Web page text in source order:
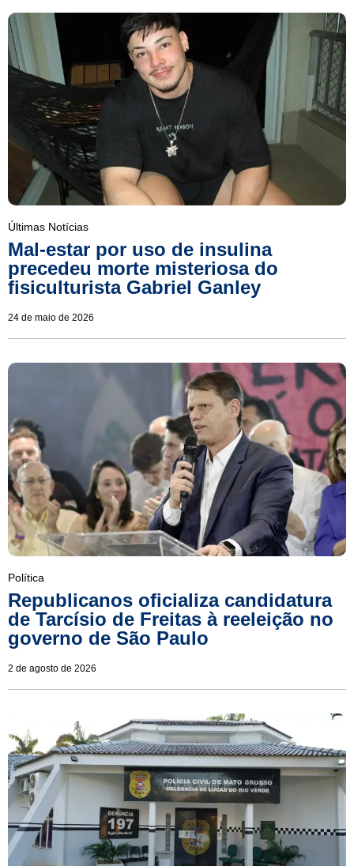
Últimas Notícias
Mal-estar por uso de insulina
precedeu morte misteriosa do
fisiculturista Gabriel Ganley
24 de maio de 2026
Política
Republicanos oficializa candidatura
de Tarcísio de Freitas à reeleição no
governo de São Paulo
2 de agosto de 2026